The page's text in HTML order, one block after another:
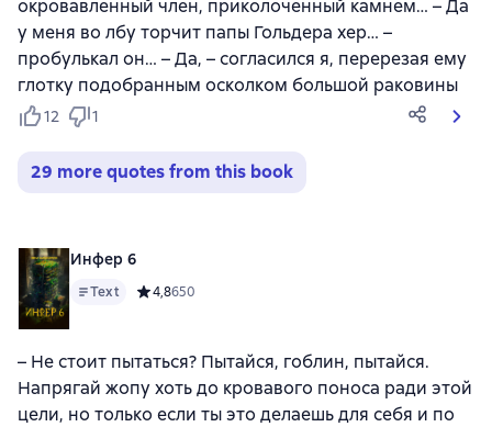
окровавленный член, приколоченный камнем… – Да
у меня во лбу торчит папы Гольдера хер… –
пробулькал он… – Да, – согласился я, перерезая ему
глотку подобранным осколком большой раковины
12 1
29 more quotes from this book
Инфер 6
Text Средний рейтинг 4,8 на основе 650 оценок
4,8650
– Не стоит пытаться? Пытайся, гоблин, пытайся.
Напрягай жопу хоть до кровавого поноса ради этой
цели, но только если ты это делаешь для себя и по